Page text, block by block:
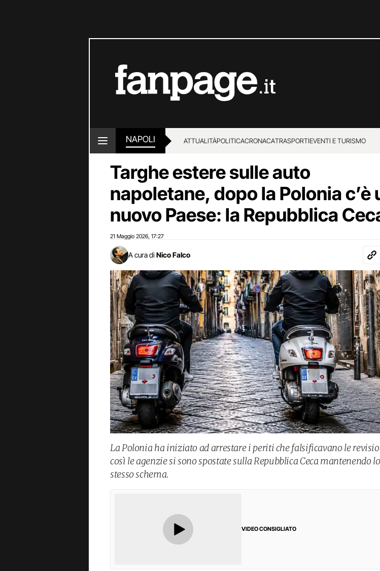
NAPOLI ATTUALITÀPOLITICACRONACATRASPORTIEVENTI E TURISMO
Targhe estere sulle auto
napoletane, dopo la Polonia c’è
nuovo Paese: la Repubblica
21 Maggio 2026 17:27
A cura di Nico Falco
La Polonia ha iniziato ad arrestare i periti che falsificavano le
così le agenzie si sono spostate sulla Repubblica Ceca mantenendo lo
stesso schema.
VIDEO CONSIGLIATO